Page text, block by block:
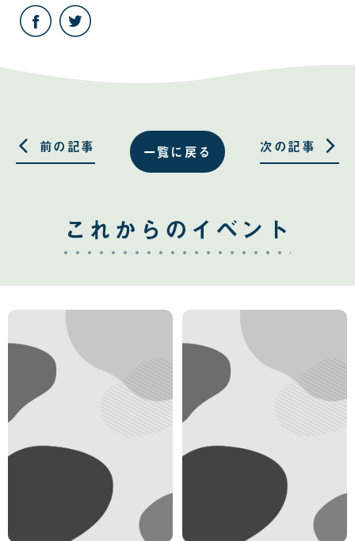
こ
の
記
Facebook
る
Twitter
る 一覧に戻る
前の記事 次の記事
これからのイベント